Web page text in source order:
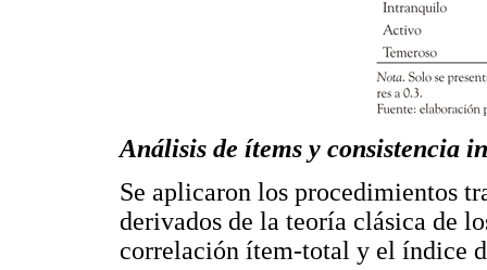
Análisis de ítems y consistencia
Se aplicaron los procedimientos
derivados de la teoría clásica de
correlación ítem-total y el índice